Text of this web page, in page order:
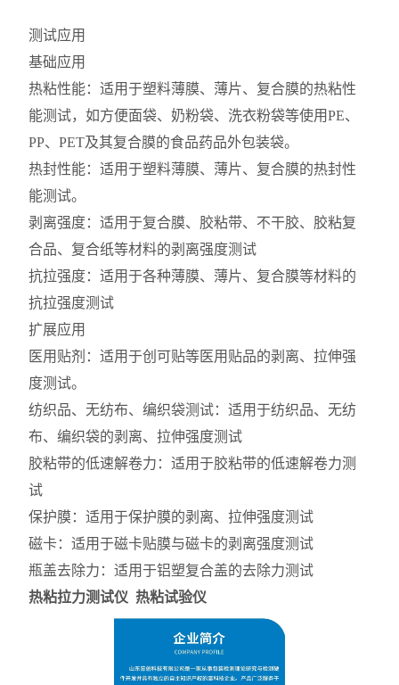
测试应用
基础应用
热粘性能：适用于塑料薄膜、薄片、复合膜的热粘性
能测试，如方便面袋、奶粉袋、洗衣粉袋等使用PE、
PP、PET及其复合膜的食品药品外包装袋。
热封性能：适用于塑料薄膜、薄片、复合膜的热封性
能测试。
剥离强度：适用于复合膜、胶粘带、不干胶、胶粘复
合品、复合纸等材料的剥离强度测试
抗拉强度：适用于各种薄膜、薄片、复合膜等材料的
抗拉强度测试
扩展应用
医用贴剂：适用于创可贴等医用贴品的剥离、拉伸强
度测试。
纺织品、无纺布、编织袋测试：适用于纺织品、无纺
布、编织袋的剥离、拉伸强度测试
胶粘带的低速解卷力：适用于胶粘带的低速解卷力测
试
保护膜：适用于保护膜的剥离、拉伸强度测试
磁卡：适用于磁卡贴膜与磁卡的剥离强度测试
瓶盖去除力：适用于铝塑复合盖的去除力测试
热粘拉力测试仪 热粘试验仪